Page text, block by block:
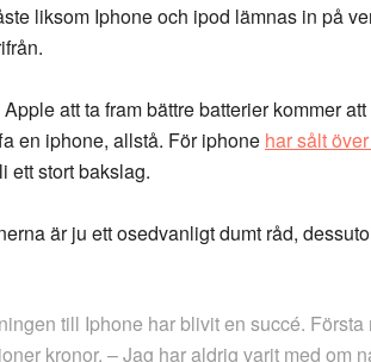
liksom Iphone och ipod lämnas in på
att ta fram bättre batterier kommer
en iphone, allstå. För iphone har sålt
ett stort bakslag.
är ju ett osedvanligt dumt råd,
till Iphone har blivit en succé.
kronor. – Jag har aldrig varit med om